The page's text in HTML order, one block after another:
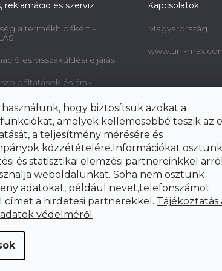
hogy biztosítsuk azokat a
amelyek kellemesebbé teszik az
a teljesítmény mérésére és
közzétételére.Információkat
és statisztikai elemzési partnereinkkel
weboldalunkat. Soha nem osztunk
adatokat, például nevet,telefonszámot
címet a hirdetesi partnerekkel. Tájékoztatás
védelméről
reklamáció és szerviz
a termékhibákért -
és visszaküldési eljárás
szolgáltatások és árak
a fogyasztók
a szerződéstől való
Kapcsolatok
Magyarország
www.uni-
Süti beállítások szerkesztése